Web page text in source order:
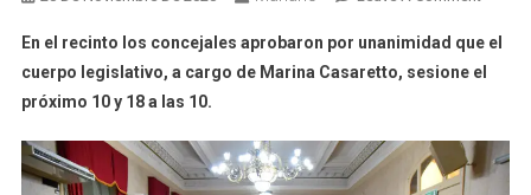
HCD
Tendrá
De
En el recinto los concejales aprobaron por unanimidad que el
cuerpo legislativo, a cargo de Marina Casaretto, sesione el
próximo 10 y 18 a las 10.